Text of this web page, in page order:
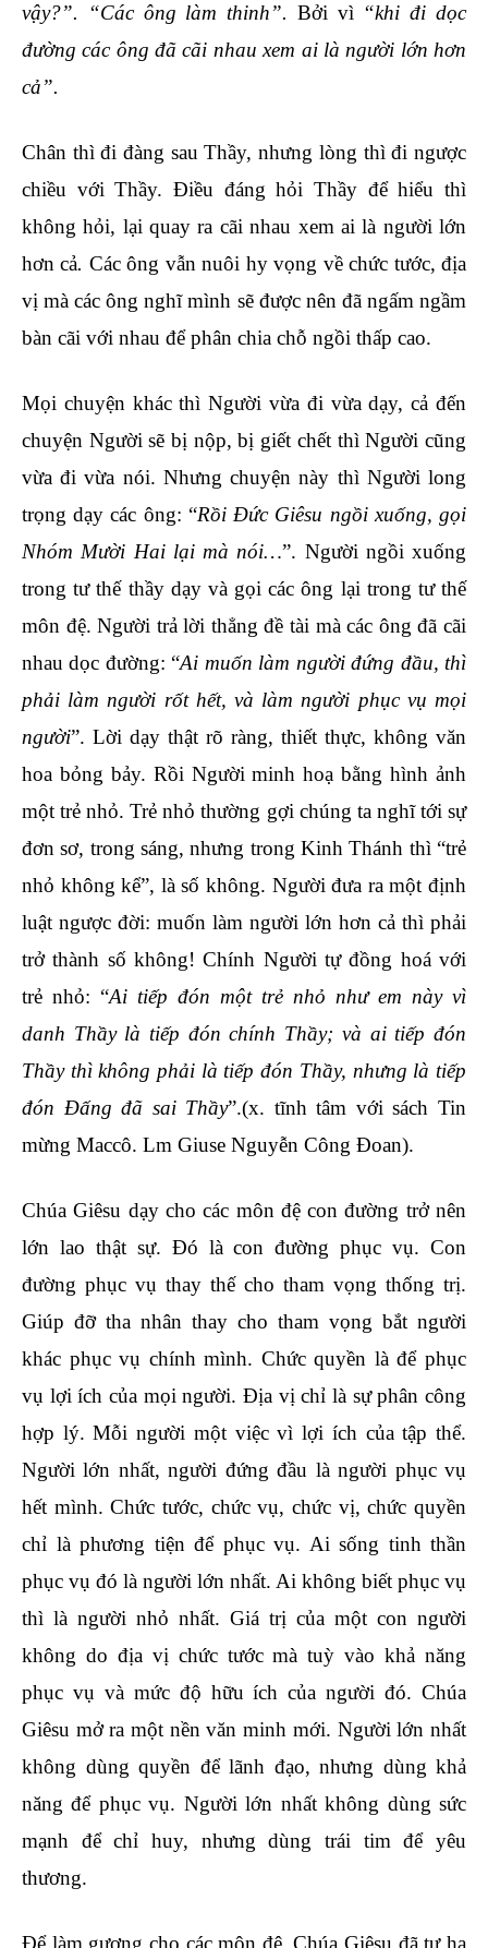
vậy?”. “Các ông làm thinh”. Bởi vì “khi đi dọc
đường các ông đã cãi nhau xem ai là người lớn hơn
cả”.
Chân thì đi đàng sau Thầy, nhưng lòng thì đi ngược
chiều với Thầy. Điều đáng hỏi Thầy để hiểu thì
không hỏi, lại quay ra cãi nhau xem ai là người lớn
hơn cả. Các ông vẫn nuôi hy vọng về chức tước, địa
vị mà các ông nghĩ mình sẽ được nên đã ngấm ngầm
bàn cãi với nhau để phân chia chỗ ngồi thấp cao.
Mọi chuyện khác thì Người vừa đi vừa dạy, cả đến
chuyện Người sẽ bị nộp, bị giết chết thì Người cũng
vừa đi vừa nói. Nhưng chuyện này thì Người long
trọng dạy các ông: “Rồi Đức Giêsu ngồi xuống, gọi
Nhóm Mười Hai lại mà nói…”. Người ngồi xuống
trong tư thế thầy dạy và gọi các ông lại trong tư thế
môn đệ. Người trả lời thẳng đề tài mà các ông đã cãi
nhau dọc đường: “Ai muốn làm người đứng đầu, thì
phải làm người rốt hết, và làm người phục vụ mọi
người”. Lời dạy thật rõ ràng, thiết thực, không văn
hoa bỏng bảy. Rồi Người minh hoạ bằng hình ảnh
một trẻ nhỏ. Trẻ nhỏ thường gợi chúng ta nghĩ tới sự
đơn sơ, trong sáng, nhưng trong Kinh Thánh thì “trẻ
nhỏ không kể”, là số không. Người đưa ra một định
luật ngược đời: muốn làm người lớn hơn cả thì phải
trở thành số không! Chính Người tự đồng hoá với
trẻ nhỏ: “Ai tiếp đón một trẻ nhỏ như em này vì
danh Thầy là tiếp đón chính Thầy; và ai tiếp đón
Thầy thì không phải là tiếp đón Thầy, nhưng là tiếp
đón Đấng đã sai Thầy”.(x. tĩnh tâm với sách Tin
mừng Maccô. Lm Giuse Nguyễn Công Đoan).
Chúa Giêsu dạy cho các môn đệ con đường trở nên
lớn lao thật sự. Đó là con đường phục vụ. Con
đường phục vụ thay thế cho tham vọng thống trị.
Giúp đỡ tha nhân thay cho tham vọng bắt người
khác phục vụ chính mình. Chức quyền là để phục
vụ lợi ích của mọi người. Địa vị chỉ là sự phân công
hợp lý. Mỗi người một việc vì lợi ích của tập thể.
Người lớn nhất, người đứng đầu là người phục vụ
hết mình. Chức tước, chức vụ, chức vị, chức quyền
chỉ là phương tiện để phục vụ. Ai sống tinh thần
phục vụ đó là người lớn nhất. Ai không biết phục vụ
thì là người nhỏ nhất. Giá trị của một con người
không do địa vị chức tước mà tuỳ vào khả năng
phục vụ và mức độ hữu ích của người đó. Chúa
Giêsu mở ra một nền văn minh mới. Người lớn nhất
không dùng quyền để lãnh đạo, nhưng dùng khả
năng để phục vụ. Người lớn nhất không dùng sức
mạnh để chỉ huy, nhưng dùng trái tim để yêu
thương.
Để làm gương cho các môn đệ, Chúa Giêsu đã tự hạ